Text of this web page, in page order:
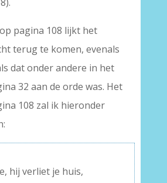
pagina 108 lijkt het
terug te komen, evenals
dat onder andere in het
32 aan de orde was. Het
108 zal ik hieronder
hij verliet je huis,